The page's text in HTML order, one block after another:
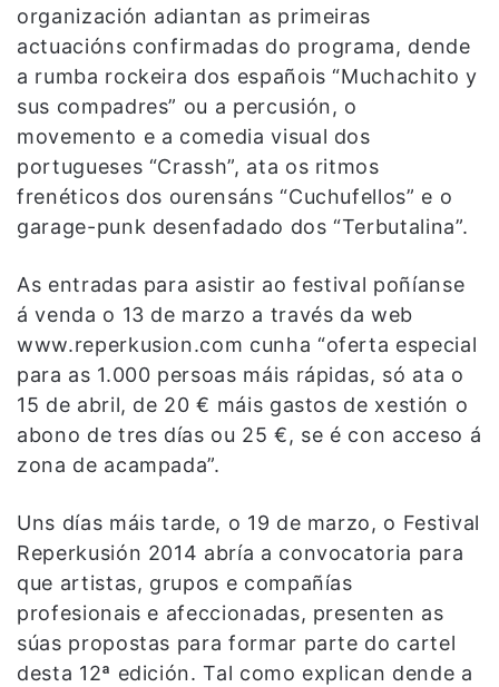
organización adiantan as primeiras
actuacións confirmadas do programa, dende
a rumba rockeira dos españois “Muchachito y
sus compadres” ou a percusión, o
movemento e a comedia visual dos
portugueses “Crassh”, ata os ritmos
frenéticos dos ourensáns “Cuchufellos” e o
garage-punk desenfadado dos “Terbutalina”.
As entradas para asistir ao festival poñíanse
á venda o 13 de marzo a través da web
www.reperkusion.com cunha “oferta especial
para as 1.000 persoas máis rápidas, só ata o
15 de abril, de 20 € máis gastos de xestión o
abono de tres días ou 25 €, se é con acceso á
zona de acampada”.
Uns días máis tarde, o 19 de marzo, o Festival
Reperkusión 2014 abría a convocatoria para
que artistas, grupos e compañías
profesionais e afeccionadas, presenten as
súas propostas para formar parte do cartel
desta 12ª edición. Tal como explican dende a